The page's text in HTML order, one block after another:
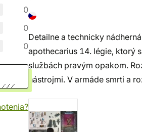
0
0
0
Detailne a technicky
apothecarius 14. légie, ktorý
službách pravým opakom.
nástrojmi. V armáde smrti a